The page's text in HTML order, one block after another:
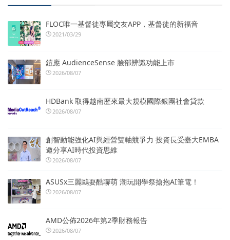
FLOC唯一基督徒專屬交友APP，基督徒的新福音
2021/03/29
鎧應 AudienceSense 臉部辨識功能上市
2026/08/07
HDBank 取得越南歷來最大規模國際銀團社會貸款
2026/08/07
創智動能強化AI與經營雙軸競爭力 投資長受臺大EMBA
邀分享AI時代投資思維
2026/08/07
ASUSx三麗鷗耍酷聯萌 潮玩開學祭搶抱AI筆電！
2026/08/07
AMD公佈2026年第2季財務報告
2026/08/07